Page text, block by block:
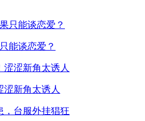
能谈恋爱？
新角太诱人